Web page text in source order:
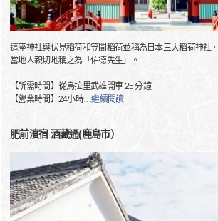
這座神社與伏見稻荷和笠間稻荷並稱為日本三大稻荷神社。
當地人親切地稱之為「佑德先生」。
【所需時間】從烏拉里武雄開車 25 分鐘
【營業時間】24小時…繼續閱讀
肥前濱宿 酒藏通(鹿島市）